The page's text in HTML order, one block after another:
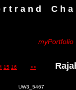
C h a u v
myPortfolio
15 16 >> Rajah
UW3_5467